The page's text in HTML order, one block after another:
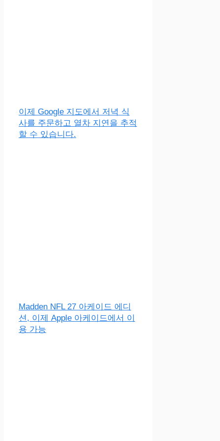
이제 Google 지도에서 저녁 식
사를 주문하고 열차 지연을 추적
할 수 있습니다.
Madden NFL 27 아케이드 에디
션, 이제 Apple 아케이드에서 이
용 가능